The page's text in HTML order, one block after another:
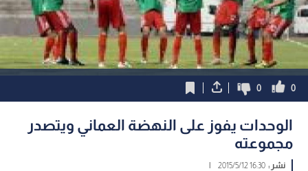
0
0
الوحدات يفوز على النهضة العماني ويتصدر
مجموعته
نشر :16:30 2015/5/12
|